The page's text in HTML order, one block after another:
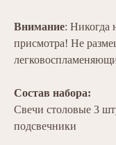
Внимание: Никогда
присмотра! Не
Состав набора:
Свечи столовые 3
подсвечники